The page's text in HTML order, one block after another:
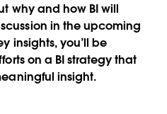
why and how BI will
in the upcoming
insights, you’ll be
on a BI strategy that
insight.